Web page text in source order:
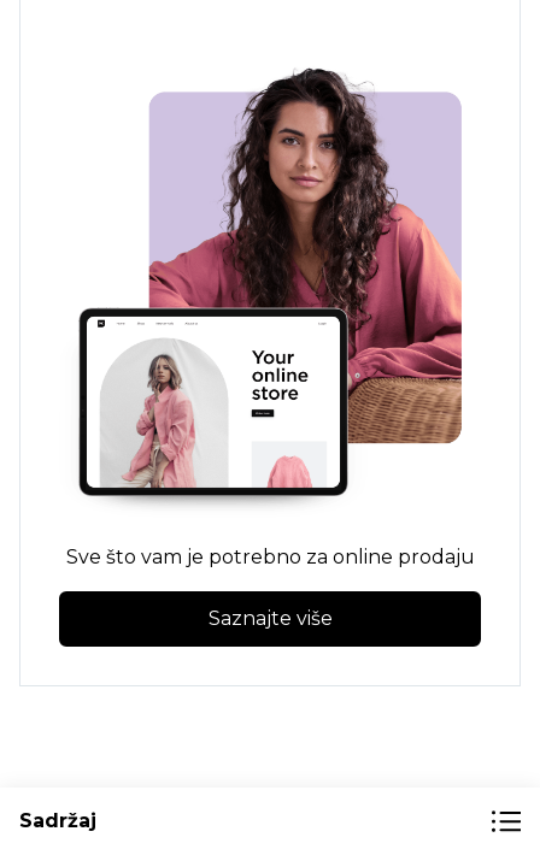
Sve što vam je potrebno za online prodaju
Saznajte više
Sadržaj